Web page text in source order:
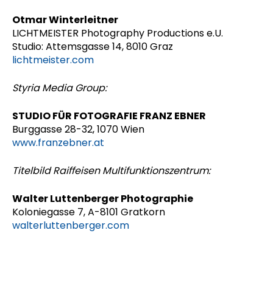
Otmar Winterleitner
LICHTMEISTER Photography Productions e.U.
Studio: Attemsgasse 14, 8010 Graz
lichtmeister.com
Styria Media Group:
STUDIO FÜR FOTOGRAFIE FRANZ EBNER
Burggasse 28-32, 1070 Wien
www.franzebner.at
Titelbild Raiffeisen Multifunktionszentrum:
Walter Luttenberger Photographie
Koloniegasse 7, A-8101 Gratkorn
walterluttenberger.com